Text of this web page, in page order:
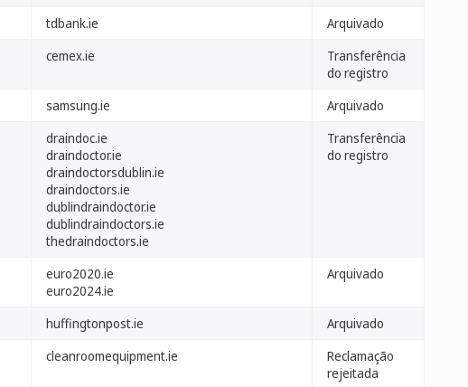
tdbank.ie
Arquivado
cemex.ie
Transferência
do registro
samsung.ie
Arquivado
draindoc.ie
draindoctor.ie
draindoctorsdublin.ie
draindoctors.ie
dublindraindoctor.ie
dublindraindoctors.ie
thedraindoctors.ie
Transferência
do registro
euro2020.ie
euro2024.ie
Arquivado
huffingtonpost.ie
Arquivado
cleanroomequipment.ie
Reclamação
rejeitada